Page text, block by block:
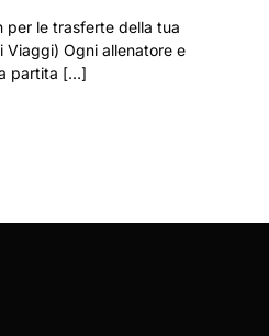
per le trasferte della tua
Viaggi) Ogni allenatore e
partita […]